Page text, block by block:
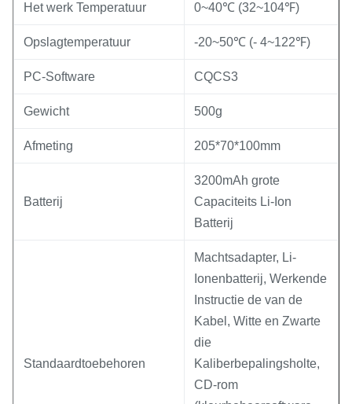
Het werk Temperatuur 0~40℃ (32~104℉)
Opslagtemperatuur -20~50℃ (- 4~122℉)
PC-Software CQCS3
Gewicht 500g
Afmeting 205*70*100mm
Batterij
3200mAh grote
Capaciteits Li-Ion
Batterij
Standaardtoebehoren
Machtsadapter, Li-
Ionenbatterij, Werkende
Instructie de van de
Kabel, Witte en Zwarte
die
Kaliberbepalingsholte,
CD-rom